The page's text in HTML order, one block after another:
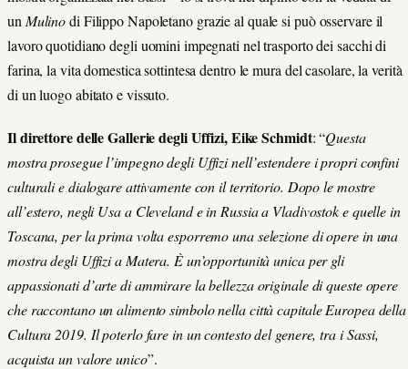
unMulinodi Filippo Napoletano grazie al quale si può osservare il
lavoro quotidiano degli uomini impegnati nel trasporto dei sacchi di
farina, la vita domestica sottintesa dentro le mura del casolare, la verità
di un luogo abitato e vissuto.
Il direttore delle Gallerie degli Uffizi, Eike Schmidt: “Questa
mostra prosegue l’impegno degli Uffizi nell’estendere i propri confini
culturali e dialogare attivamente con il territorio. Dopo le mostre
all’estero, negli Usa a Cleveland e in Russia a Vladivostok e quelle in
Toscana, per la prima volta esporremo una selezione di opere in una
mostra degli Uffizi a Matera. È un’opportunità unica per gli
appassionati d’arte di ammirare la bellezza originale di queste opere
che raccontano un alimento simbolo nella città capitale Europea della
Cultura 2019. Il poterlo fare in un contesto del genere, tra i Sassi,
acquista un valore unico”.